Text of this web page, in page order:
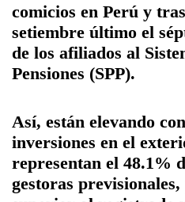
comicios en Perú y
setiembre último el
de los afiliados al
Pensiones (SPP).
Así, están elevando
inversiones en el
representan el 48.1%
gestoras